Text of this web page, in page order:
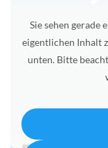
Sie sehen gerade
eigentlichen Inhalt
unten. Bitte